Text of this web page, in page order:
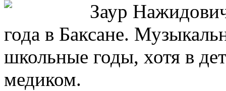
Заур
года в Баксане.
школьные годы, хотя в
медиком.